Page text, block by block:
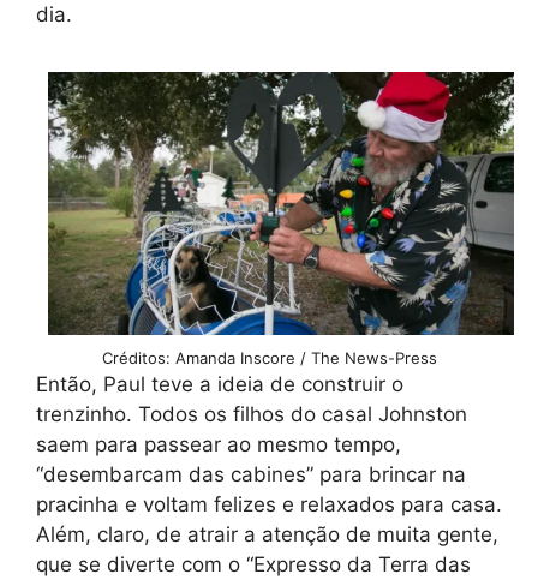
dia.
Créditos: Amanda Inscore / The News-Press
Então, Paul teve a ideia de construir o
trenzinho. Todos os filhos do casal Johnston
saem para passear ao mesmo tempo,
“desembarcam das cabines” para brincar na
pracinha e voltam felizes e relaxados para casa.
Além, claro, de atrair a atenção de muita gente,
que se diverte com o “Expresso da Terra das